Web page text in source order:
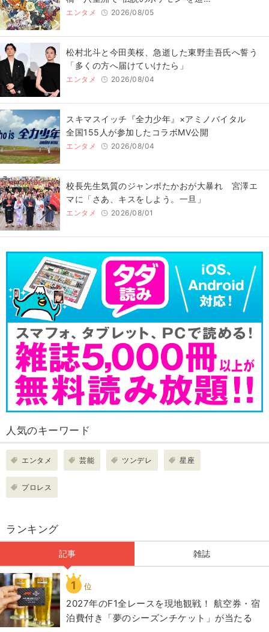
エンタメ 2026/08/05
松村北斗と今田美桜、急逝した東野圭吾氏へ誓う
「多くの方へ届けていけたら」
エンタメ 2026/08/04
スキマスイッチ『全力少年』×アミノバイタル
全国155人が参加したコラボMV公開
エンタメ 2026/08/04
校長先生気質のジャンボたかおが大暴れ 宮澤エ
マに「さあ、キスをしよう。一旦」
エンタメ 2026/08/01
人気のキーワード
エンタメ 芸能 ツンデレ 星座
プロレス
ランキング
記事 雑誌
1 位
2027年のF1全レースを現地観戦！ 航空券・宿
泊費付き「夢のシーズンチケット」が当たる